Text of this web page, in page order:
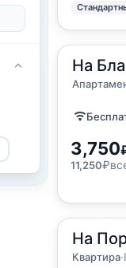
На
50 м2 ·до
3,750
11,250₽
На
Квартира·
100м ·